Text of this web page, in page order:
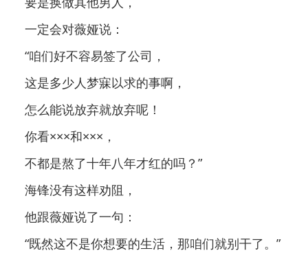
一定会对薇娅说：
“咱们好不容易签了公司，
这是多少人梦寐以求的事啊，
怎么能说放弃就放弃呢！
你看×××和×××，
不都是熬了十年八年才红的吗？”
海锋没有这样劝阻，
他跟薇娅说了一句：
“既然这不是你想要的生活，那咱们就别干了。”